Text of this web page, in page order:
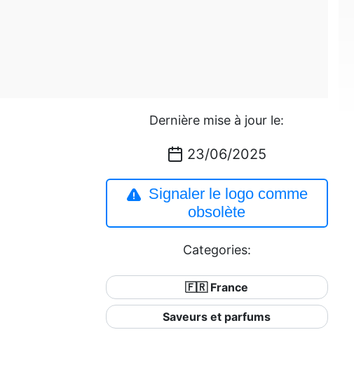
Dernière mise à jour le:
23/06/2025
Signaler le logo comme
obsolète
Categories:
🇫🇷 France
Saveurs et parfums